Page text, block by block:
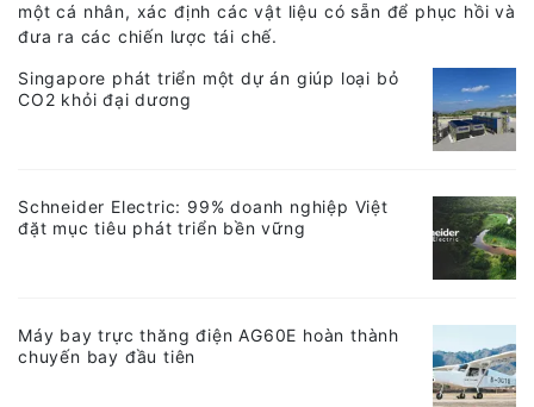
một cá nhân, xác định các vật liệu có sẵn để phục hồi và
đưa ra các chiến lược tái chế.
Singapore phát triển một dự án giúp loại bỏ
CO2 khỏi đại dương
Schneider Electric: 99% doanh nghiệp Việt
đặt mục tiêu phát triển bền vững
Máy bay trực thăng điện AG60E hoàn thành
chuyến bay đầu tiên